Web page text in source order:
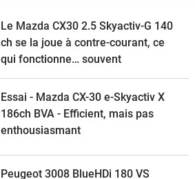
Le Mazda CX30 2.5 Skyactiv-G 140
ch se la joue à contre-courant, ce
qui fonctionne… souvent
Essai - Mazda CX-30 e-Skyactiv X
186ch BVA - Efficient, mais pas
enthousiasmant
Peugeot 3008 BlueHDi 180 VS